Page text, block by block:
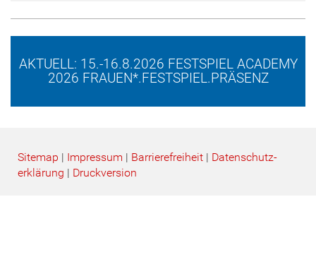
AKTUELL: 15.-16.8.2026 FESTSPIEL ACADEMY
2026 FRAUEN*.FESTSPIEL.PRÄSENZ
Sitemap | Impressum | Barrierefreiheit | Datenschutz­
erklärung | Druckversion